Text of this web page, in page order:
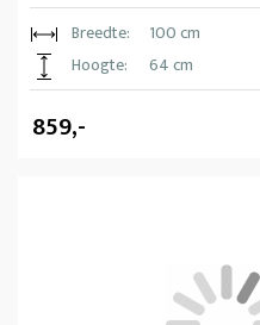
Breedte:
100 cm
Hoogte:
64 cm
859,-